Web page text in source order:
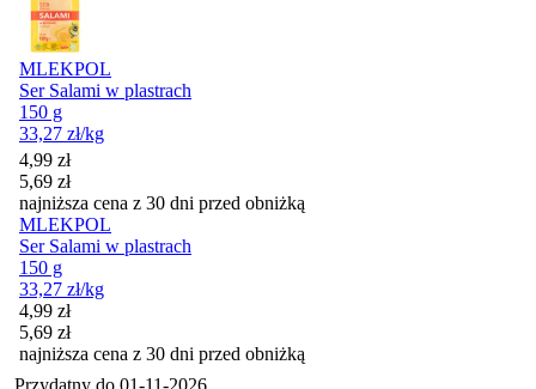
MLEKPOL
Ser Salami w plastrach
150 g
33,27 zł/kg
Cena promocyjna
4,99 zł
5,69 zł
najniższa cena z 30 dni przed obniżką
MLEKPOL
Ser Salami w plastrach
150 g
33,27 zł/kg
Cena promocyjna
4,99 zł
5,69 zł
najniższa cena z 30 dni przed obniżką
Przydatny do 01-11-2026